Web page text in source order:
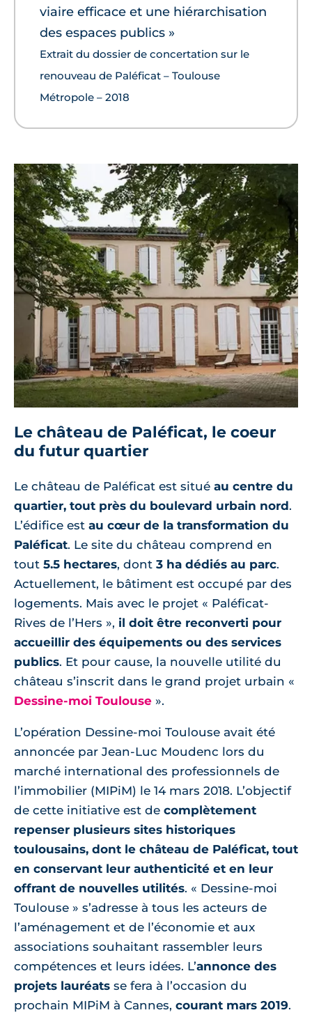
viaire efficace et une hiérarchisation
des espaces publics »
Extrait du dossier de concertation sur le
renouveau de Paléficat – Toulouse
Métropole – 2018
Le château de Paléficat, le coeur
du futur quartier
Le château de Paléficat est situé au centre du
quartier, tout près du boulevard urbain nord.
L’édifice est au cœur de la transformation du
Paléficat. Le site du château comprend en
tout 5.5 hectares, dont 3 ha dédiés au parc.
Actuellement, le bâtiment est occupé par des
logements. Mais avec le projet « Paléficat-
Rives de l’Hers », il doit être reconverti pour
accueillir des équipements ou des services
publics. Et pour cause, la nouvelle utilité du
château s’inscrit dans le grand projet urbain «
Dessine-moi Toulouse ».
L’opération Dessine-moi Toulouse avait été
annoncée par Jean-Luc Moudenc lors du
marché international des professionnels de
l’immobilier (MIPiM) le 14 mars 2018. L’objectif
de cette initiative est de complètement
repenser plusieurs sites historiques
toulousains, dont le château de Paléficat, tout
en conservant leur authenticité et en leur
offrant de nouvelles utilités. « Dessine-moi
Toulouse » s’adresse à tous les acteurs de
l’aménagement et de l’économie et aux
associations souhaitant rassembler leurs
compétences et leurs idées. L’annonce des
projets lauréats se fera à l’occasion du
prochain MIPiM à Cannes, courant mars 2019.